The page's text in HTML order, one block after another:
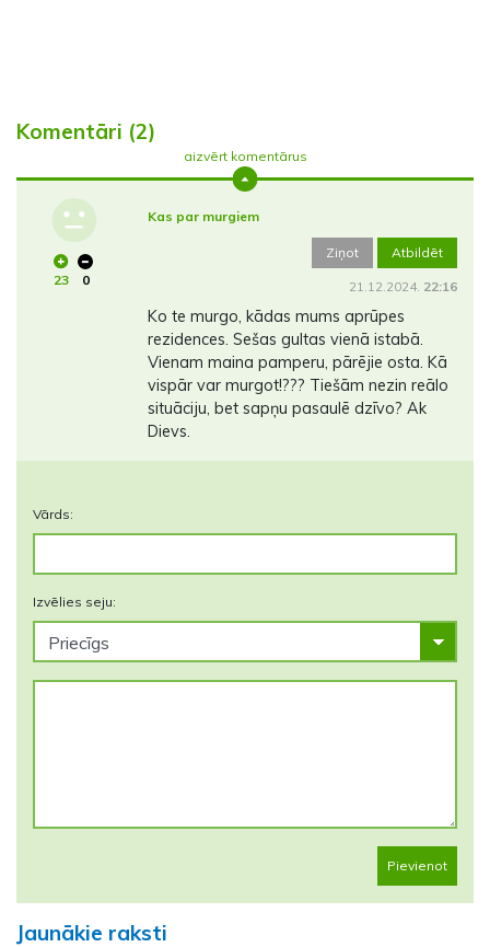
Komentāri (2)
aizvērt komentārus
23 0
Kas par murgiem
Ziņot Atbildēt
21.12.2024. 22:16
Ko te murgo, kādas mums aprūpes
rezidences. Sešas gultas vienā istabā.
Vienam maina pamperu, pārējie osta. Kā
vispār var murgot!??? Tiešām nezin reālo
situāciju, bet sapņu pasaulē dzīvo? Ak
Dievs.
Vārds:
Izvēlies seju:
Pievienot
Jaunākie raksti